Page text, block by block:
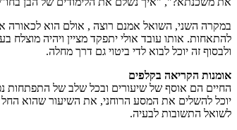
במקרה השני, השואל אמנם רוצה , אולם הוא לכאורה
להתאחות. אותו עובד אולי יתפקד מציין ויהיה מוצלח
ולבסוף זה יוכל לבוא לדי ביטוי גם דרך מחלה.
אומנות הקריאה בקלפים
החיים הם אוסף של שיעורים ובכל שלב של התפתחות
יוכל להשלים את המסע הרוחני, את השיעור שהוא
לשואל התשובות לבעיה.